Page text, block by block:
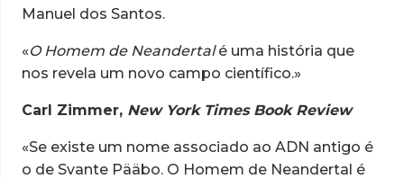
Manuel dos Santos.
«O Homem de Neandertalé uma história que
nos revela um novo campo científico.»
Carl Zimmer, New York Times Book Review
«Se existe um nome associado ao ADN antigo é
o de Svante Pääbo. O Homem de Neandertal é